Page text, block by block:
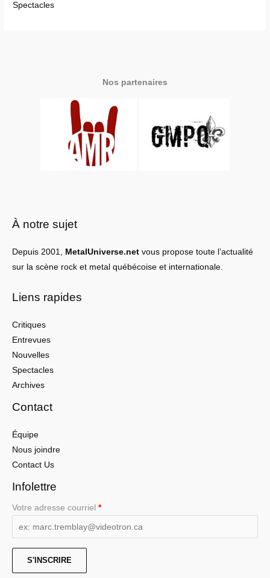
Spectacles
Nos partenaires
À notre sujet
Depuis 2001, MetalUniverse.net vous propose toute l’actualité
sur la scène rock et metal québécoise et internationale.
Liens rapides
Critiques
Entrevues
Nouvelles
Spectacles
Archives
Contact
Équipe
Nous joindre
Contact Us
Infolettre
Votre adresse courriel *